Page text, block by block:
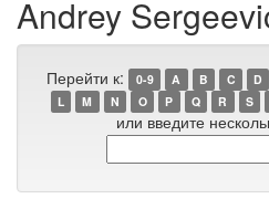
Andrey
Перейти к: 0-9 A B C D
L
M N O P Q R S
или введите